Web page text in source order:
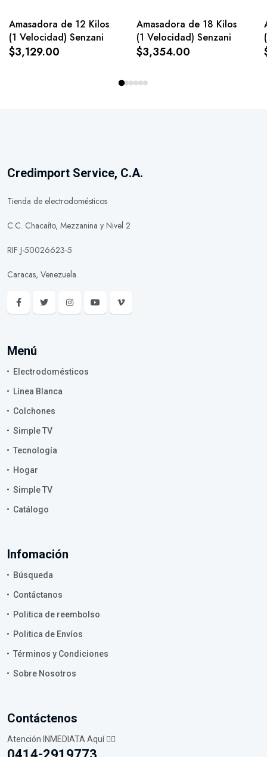
Amasadora de 12 Kilos
(1 Velocidad) Senzani
$3,129.00
Amasadora de 18 Kilos
(1 Velocidad) Senzani
$3,354.00
Credimport Service, C.A.
Tienda de electrodomésticos
C.C. Chacaíto, Mezzanina y Nivel 2
RIF J-50026623-5
Caracas, Venezuela
Menú
Electrodomésticos
Línea Blanca
Colchones
Simple TV
Tecnología
Hogar
Simple TV
Catálogo
Infomación
Búsqueda
Contáctanos
Politica de reembolso
Politica de Envíos
Términos y Condiciones
Sobre Nosotros
Contáctenos
Atención INMEDIATA Aquí 👇🏼